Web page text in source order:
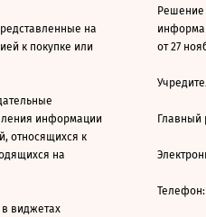
на
к покупке или
информации
относящихся к
на
виджетах
Решение
от 27
Главный
Телефон: